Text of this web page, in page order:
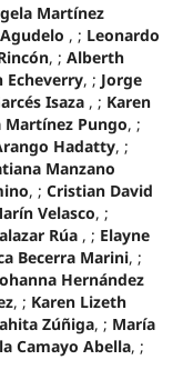
Martínez
, ; Leonardo
, ; Alberth
Echeverry, ; Jorge
Isaza , ; Karen
Martínez Pungo, ;
Hadatty, ;
Manzano
, ; Cristian David
Velasco, ;
Rúa , ; Elayne
Becerra Marini, ;
Hernández
, ; Karen Lizeth
Zúñiga, ; María
Camayo Abella, ;